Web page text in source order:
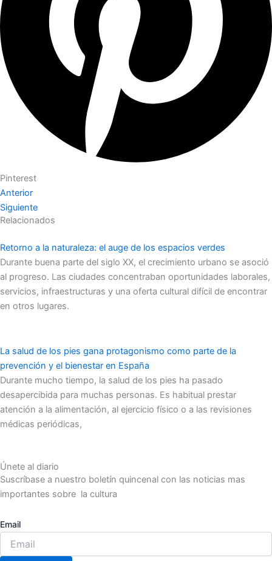
Pinterest
Anterior
Siguiente
Relacionados
Retorno a la naturaleza: el auge de los espacios verdes
Durante buena parte del siglo XX, el crecimiento urbano se asoció
al progreso. Las ciudades concentraban oportunidades laborales,
servicios, infraestructuras y una oferta cultural difícil de encontrar
en otros lugares.
La salud de los pies gana protagonismo como parte de la
prevención y el bienestar en España
Durante mucho tiempo, la salud de los pies ha pasado
desapercibida para muchas personas. Es habitual prestar
atención a la alimentación, al ejercicio físico o a las revisiones
médicas periódicas,
Únete al diario
Suscríbase a nuestro boletín quincenal con las noticias mas
importantes sobre la cultura
Email